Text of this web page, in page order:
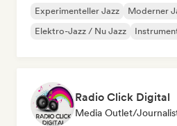
Experimenteller Jazz
Moderner
Elektro-Jazz / Nu Jazz
Radio Click Digital
Media Outlet/